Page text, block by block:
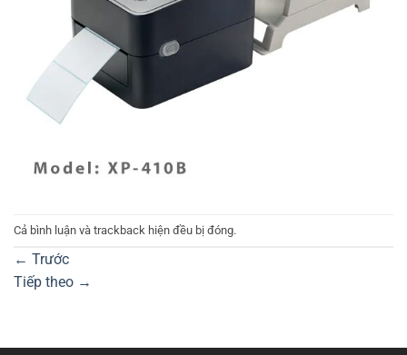
Cả bình luận và trackback hiện đều bị đóng.
← Trước
Tiếp theo →